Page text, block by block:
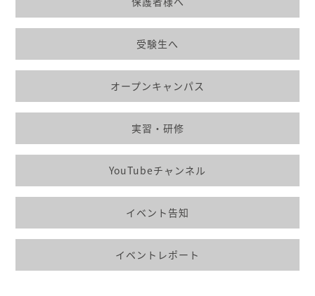
受験生へ
オープンキャンパス
実習・研修
YouTubeチャンネル
イベント告知
イベントレポート